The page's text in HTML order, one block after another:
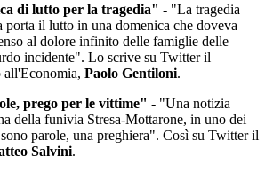
di lutto per la tragedia" - "La tragedia
porta il lutto in una domenica che doveva
al dolore infinito delle famiglie delle
incidente". Lo scrive su Twitter il
all'Economia, Paolo Gentiloni.
prego per le vittime" - "Una notizia
della funivia Stresa-Mottarone, in uno dei
parole, una preghiera". Così su Twitter il
Salvini.